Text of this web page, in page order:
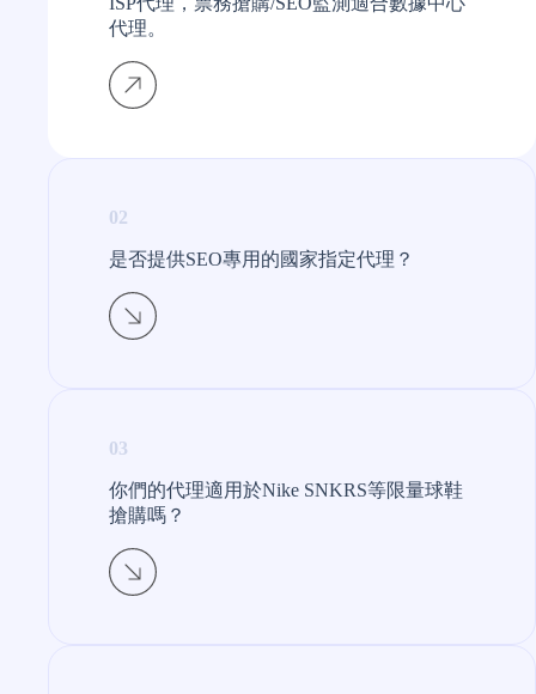
代理。
02
是否提供SEO專用的國家指定代理？​
03
你們的代理適用於Nike SNKRS等限量球鞋
搶購嗎？